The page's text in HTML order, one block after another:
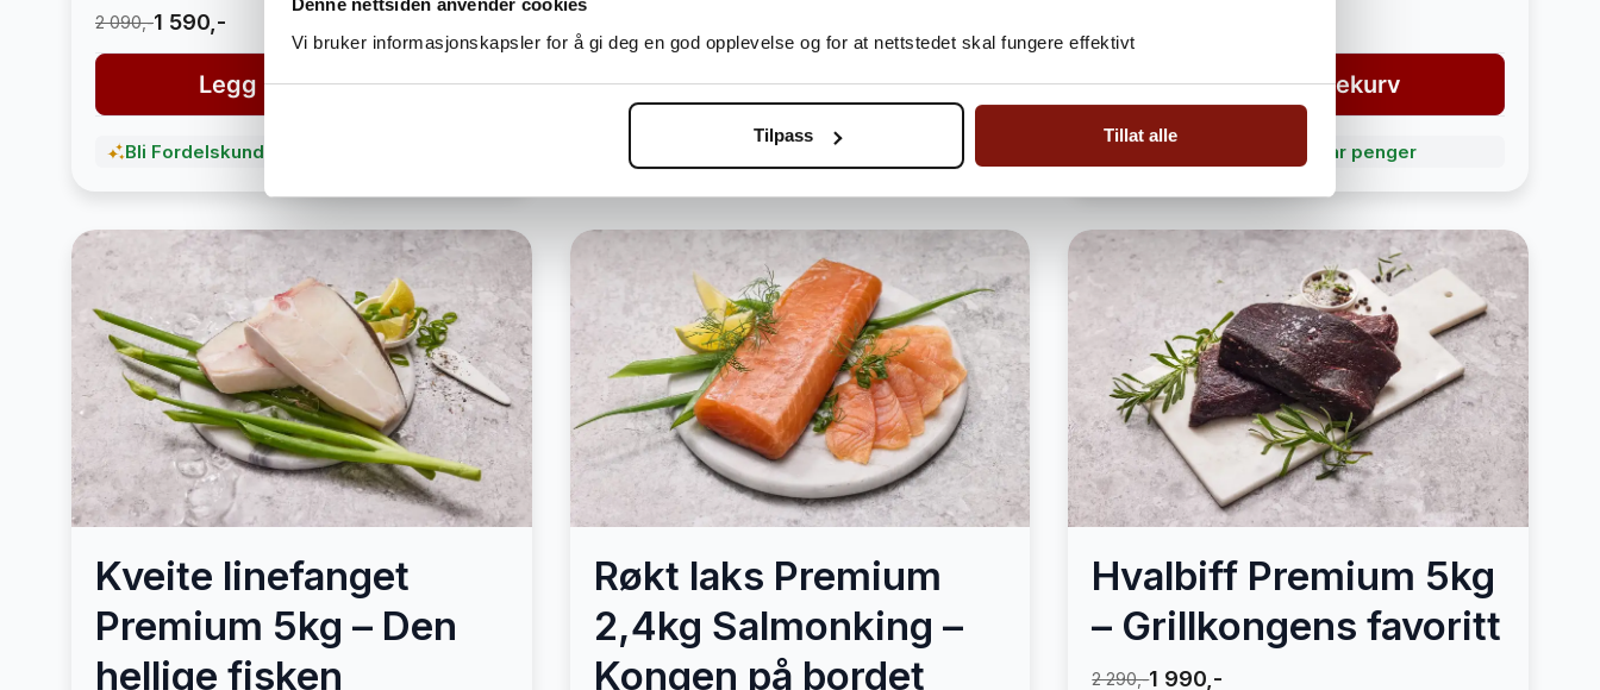
Denne nettsiden anvender cookies
Vi bruker informasjonskapsler for å gi deg en god opplevelse og for at nettstedet skal fungere effektivt
Tilpass Tillat alle
2 090,-1 590,-
Legg i handlekurv
Bli Fordelskunde og spar penger
Legg i handlekurv
Bli Fordelskunde og spar penger
Legg i handlekurv
Bli Fordelskunde og spar penger
Kveite linefanget
Premium 5kg – Den
hellige fisken
Røkt laks Premium
2,4kg Salmonking –
Kongen på bordet
Hvalbiff Premium 5kg
– Grillkongens favoritt
2 290,-1 990,-